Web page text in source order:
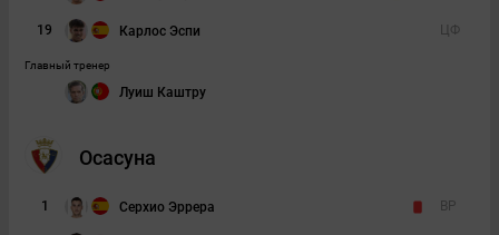
19 Карлос Эспи ЦФ
Главный тренер
Луиш Каштру
Осасуна
1 Серхио Эррера ВР